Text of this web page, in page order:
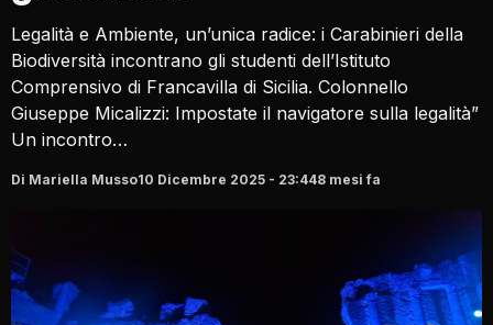
Legalità e Ambiente, un’unica radice: i Carabinieri della
Biodiversità incontrano gli studenti dell’Istituto
Comprensivo di Francavilla di Sicilia. Colonnello
Giuseppe Micalizzi: Impostate il navigatore sulla legalità”
Un incontro…
Di Mariella Musso10 Dicembre 2025 - 23:448 mesi fa